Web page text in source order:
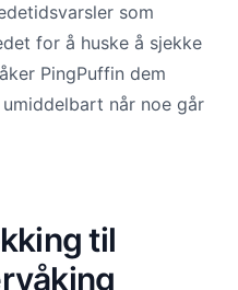
som
for å huske å sjekke
PingPuffin dem
når noe går
til